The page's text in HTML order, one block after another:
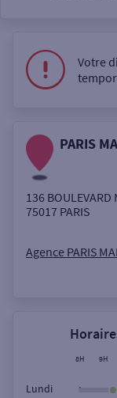
Ville /
Rue
Votre
PARIS
136 BOULEVARD
75017 PARIS
Agence PARIS
8H 9H
Lundi ,